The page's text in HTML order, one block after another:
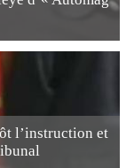
l’instruction et